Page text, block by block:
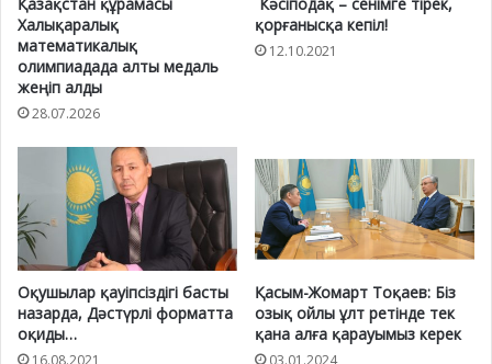
Халықаралық
математикалық
олимпиадада алты медаль
жеңіп алды
28.07.2026
қорғанысқа кепіл!
12.10.2021
Оқушылар қауіпсіздігі басты
назарда, Дәстүрлі форматта
оқиды…
16.08.2021
Қасым-Жомарт Тоқаев: Біз
озық ойлы ұлт ретінде тек
қана алға қарауымыз керек
03.01.2024